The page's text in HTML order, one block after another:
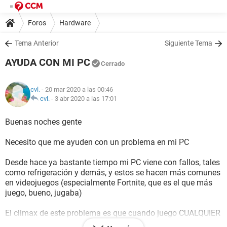
Foros Hardware
Tema Anterior Siguiente Tema
AYUDA CON MI PC Cerrado
cvl. - 20 mar 2020 a las 00:46
cvl. - 3 abr 2020 a las 17:01
Buenas noches gente
Necesito que me ayuden con un problema en mi PC
Desde hace ya bastante tiempo mi PC viene con fallos, tales
como refrigeración y demás, y estos se hacen más comunes
en videojuegos (especialmente Fortnite, que es el que más
juego, bueno, jugaba)
El climax de este problema es que cuando juego CUALQUIER
juego al principio va todo bien, ningún crasheo o reinicio